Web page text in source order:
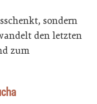
sondern
den letzten
zum